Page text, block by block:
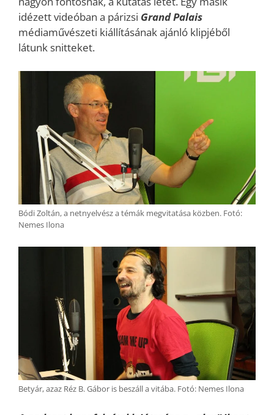
idézett videóban a párizsi Grand Palais
médiaművészeti kiállításának ajánló klipjéből
látunk snitteket.
Bódi Zoltán, a netnyelvész a témák megvitatása közben. Fotó:
Nemes Ilona
Betyár, azaz Réz B. Gábor is beszáll a vitába. Fotó: Nemes Ilona